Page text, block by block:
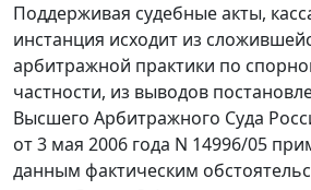
Поддерживая судебные акты,
инстанция исходит из
арбитражной практики по
частности, из выводов
Высшего Арбитражного Суда
от 3 мая 2006 года N 14996/05
данным фактическим